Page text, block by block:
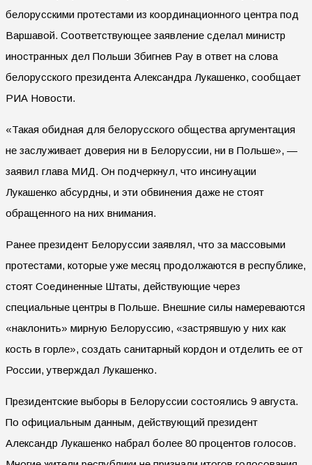
белорусскими протестами из координационного центра под
Варшавой. Соответствующее заявление сделал министр
иностранных дел Польши Збигнев Рау в ответ на слова
белорусского президента Александра Лукашенко, сообщает
РИА Новости.
«Такая обидная для белорусского общества аргументация
не заслуживает доверия ни в Белоруссии, ни в Польше», —
заявил глава МИД. Он подчеркнул, что инсинуации
Лукашенко абсурдны, и эти обвинения даже не стоят
обращенного на них внимания.
Ранее президент Белоруссии заявлял, что за массовыми
протестами, которые уже месяц продолжаются в республике,
стоят Соединенные Штаты, действующие через
специальные центры в Польше. Внешние силы намереваются
«наклонить» мирную Белоруссию, «застрявшую у них как
кость в горле», создать санитарный кордон и отделить ее от
России, утверждал Лукашенко.
Президентские выборы в Белоруссии состоялись 9 августа.
По официальным данным, действующий президент
Александр Лукашенко набрал более 80 процентов голосов.